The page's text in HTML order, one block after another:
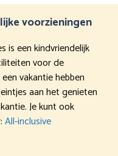
voorzieningen
is een kindvriendelijk
voor de
vakantie hebben
aan het genieten
Je kunt ook
All-inclusive